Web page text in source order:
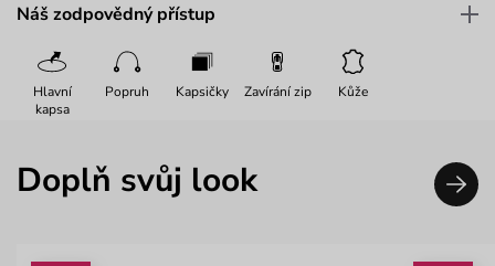
Náš zodpovědný přístup
Hlavní
kapsa
Popruh Kapsičky Zavírání zip Kůže
Doplň svůj look